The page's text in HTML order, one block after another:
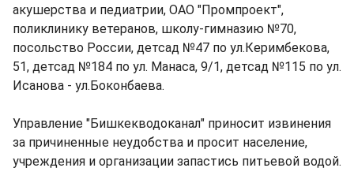
акушерства и педиатрии, ОАО "Промпроект",
поликлинику ветеранов, школу-гимназию №70,
посольство России, детсад №47 по ул.Керимбекова,
51, детсад №184 по ул. Манаса, 9/1, детсад №115 по ул.
Исанова - ул.Боконбаева.
Управление "Бишкекводоканал" приносит извинения
за причиненные неудобства и просит население,
учреждения и организации запастись питьевой водой.